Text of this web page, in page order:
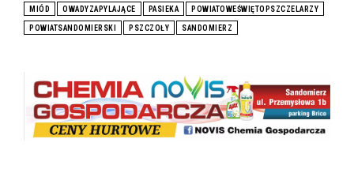
MIÓD OWADYZAPYLAJĄCE PASIEKA POWIATOWEŚWIĘTOPSZCZELARZY
POWIATSANDOMIERSKI PSZCZOŁY SANDOMIERZ